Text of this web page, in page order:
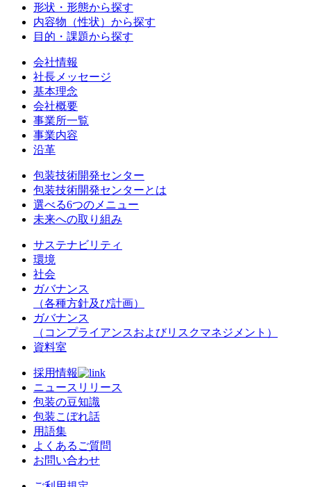
形状・形態から探す
内容物（性状）から探す
目的・課題から探す
会社情報
社長メッセージ
基本理念
会社概要
事業所一覧
事業内容
沿革
包装技術開発センター
包装技術開発センターとは
選べる6つのメニュー
未来への取り組み
サステナビリティ
環境
社会
ガバナンス
（各種方針及び計画）
ガバナンス
（コンプライアンスおよびリスクマネジメント）
資料室
採用情報
ニュースリリース
包装の豆知識
包装こぼれ話
用語集
よくあるご質問
お問い合わせ